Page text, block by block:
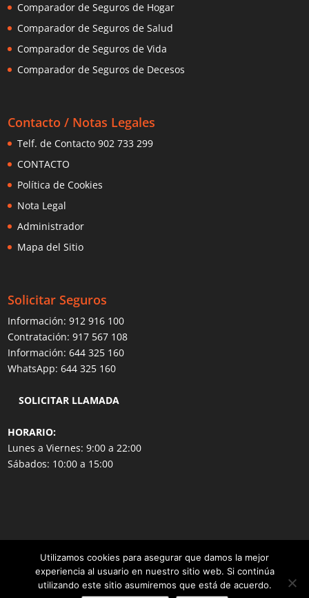
Comparador de Seguros de Hogar
Comparador de Seguros de Salud
Comparador de Seguros de Vida
Comparador de Seguros de Decesos
Contacto / Notas Legales
Telf. de Contacto 902 733 299
CONTACTO
Política de Cookies
Nota Legal
Administrador
Mapa del Sitio
Solicitar Seguros
Información:912 916 100
Contratación:917 567 108
Información:644 325 160
WhatsApp:644 325 160
SOLICITAR LLAMADA
HORARIO:
Lunes a Viernes: 9:00 a 22:00
Sábados: 10:00 a 15:00
Copyright © 2008 -2026 SegurosyAseguradoras.com - Grupo
Utilizamos cookies para asegurar que damos la mejor
experiencia al usuario en nuestro sitio web. Si continúa
utilizando este sitio asumiremos que está de acuerdo.